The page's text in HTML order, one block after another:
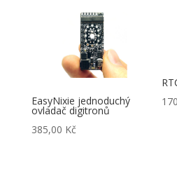
EasyNixie jednoduchý
ovladač digitronů
385,00 Kč